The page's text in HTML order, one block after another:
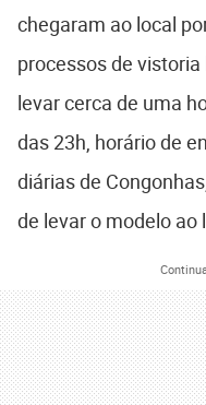
chegaram ao local
processos de
levar cerca de uma
das 23h, horário de
diárias de
de levar o modelo ao